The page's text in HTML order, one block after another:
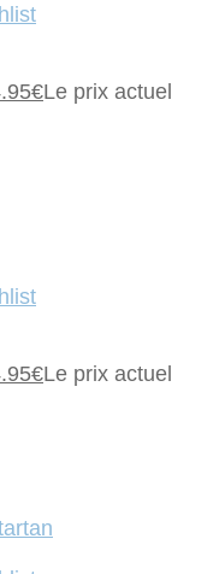
€Le prix actuel
€Le prix actuel